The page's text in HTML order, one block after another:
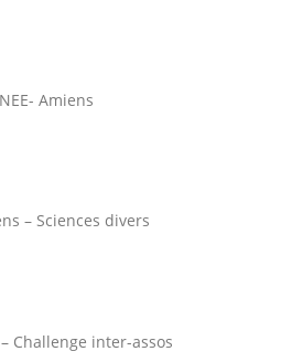
Amiens
– Sciences divers
Challenge inter-assos